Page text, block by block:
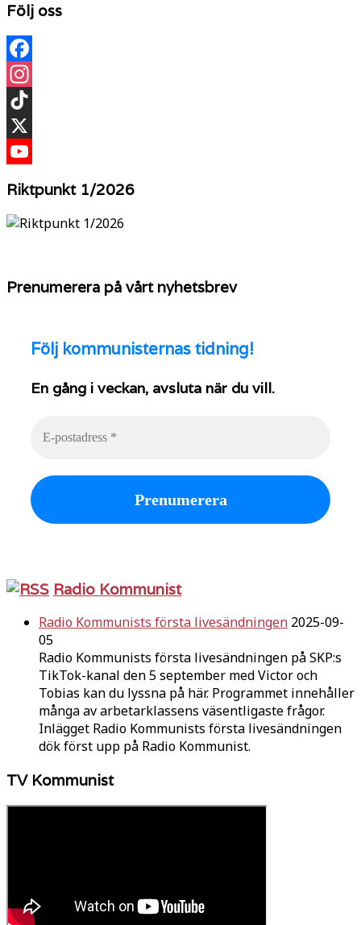
Följ oss
Facebook
Instagram
TikTok
X
Riktpunkt 1/2026
Prenumerera på vårt nyhetsbrev
Följ kommunisternas tidning!
En gång i veckan, avsluta när du vill.
Radio Kommunist
Radio Kommunists första livesändningen 2025-09-
05
Radio Kommunists första livesändningen på SKP:s
TikTok-kanal den 5 september med Victor och
Tobias kan du lyssna på här. Programmet innehåller
många av arbetarklassens väsentligaste frågor.
Inlägget Radio Kommunists första livesändningen
dök först upp på Radio Kommunist.
TV Kommunist